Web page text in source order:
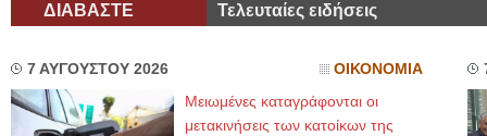
ΔΙΑΒΑΣΤΕ Τελευταίες ειδήσεις
7 ΑΥΓΟΥΣΤΟΥ 2026 ΟΙΚΟΝΟΜΙΑ
Μειωμένες καταγράφονται οι
μετακινήσεις των κατοίκων της